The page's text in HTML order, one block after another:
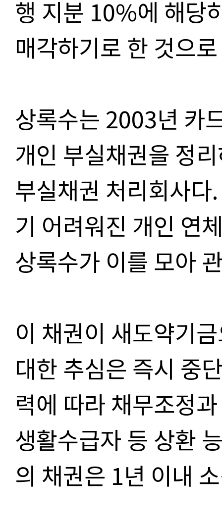
행 지분 10%에 해당
매각하기로 한 것으
상록수는 2003년 카
개인 부실채권을 정
부실채권 처리회사
기 어려워진 개인 연
상록수가 이를 모아
이 채권이 새도약기
대한 추심은 즉시 중
력에 따라 채무조정
생활수급자 등 상환
의 채권은 1년 이내